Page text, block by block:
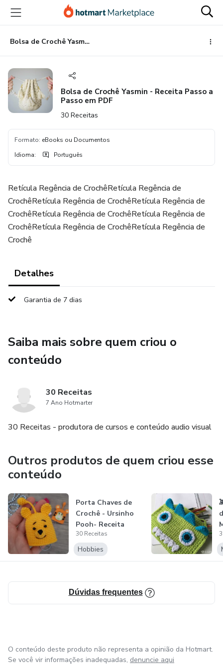
para
conteúdo
principal
para
pagamento
para
rodapé
Bolsa de Crochê Yasmin - Receita Passo a Passo em PDF
Bolsa de Crochê Yasmin - Receita Passo a
Passo em PDF
30 Receitas
Formato: eBooks ou Documentos
Idioma: Português
Retícula Regência de CrochêRetícula Regência de
CrochêRetícula Regência de CrochêRetícula Regência de
CrochêRetícula Regência de CrochêRetícula Regência de
CrochêRetícula Regência de CrochêRetícula Regência de
Crochê
Detalhes
Garantia de 7 dias
Saiba mais sobre quem criou o
conteúdo
30 Receitas
7 Ano Hotmarter
30 Receitas - produtora de cursos e conteúdo audio visual
Outros produtos de quem criou esse
conteúdo
Porta Chaves de
Crochê - Ursinho
Pooh- Receita
Passo a Passo...
30 Receitas
Hobbies
Dúvidas frequentes
O conteúdo deste produto não representa a opinião da Hotmart.
Se você vir informações inadequadas, denuncie aqui